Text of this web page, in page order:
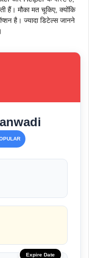
हैं। मौका मत चूकिए, क्योंकि
है। ज्यादा डिटेल्स जानने
Expire Date